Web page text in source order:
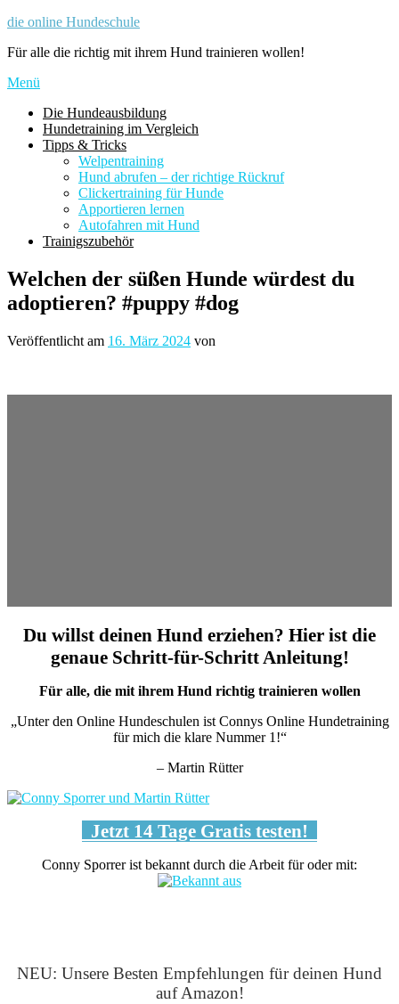
Zum
springen
die online Hundeschule
Für alle die richtig mit ihrem Hund trainieren wollen!
Menü
Die Hundeausbildung
Hundetraining im Vergleich
Tipps & Tricks
Welpentraining
Hund abrufen – der richtige Rückruf
Clickertraining für Hunde
Apportieren lernen
Autofahren mit Hund
Trainigszubehör
Welchen der süßen Hunde würdest du
adoptieren? #puppy #dog
Veröffentlicht am 16. März 2024 von
Du willst deinen Hund erziehen? Hier ist die
genaue Schritt-für-Schritt Anleitung!
Für alle, die mit ihrem Hund richtig trainieren wollen
„Unter den Online Hundeschulen ist Connys Online Hundetraining
für mich die klare Nummer 1!“
– Martin Rütter
Jetzt 14 Tage Gratis testen!
Conny Sporrer ist bekannt durch die Arbeit für oder mit:
NEU: Unsere Besten Empfehlungen für deinen Hund
auf Amazon!